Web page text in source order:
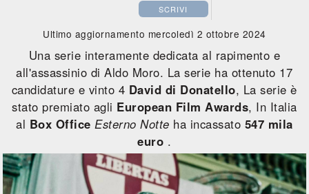
SCRIVI
Ultimo aggiornamento mercoledì 2 ottobre 2024
Una serie interamente dedicata al rapimento e
all'assassinio di Aldo Moro. La serie ha ottenuto 17
candidature e vinto 4 David di Donatello, La serie è
stato premiato agli European Film Awards, In Italia
al Box Office Esterno Notte ha incassato 547 mila
euro .